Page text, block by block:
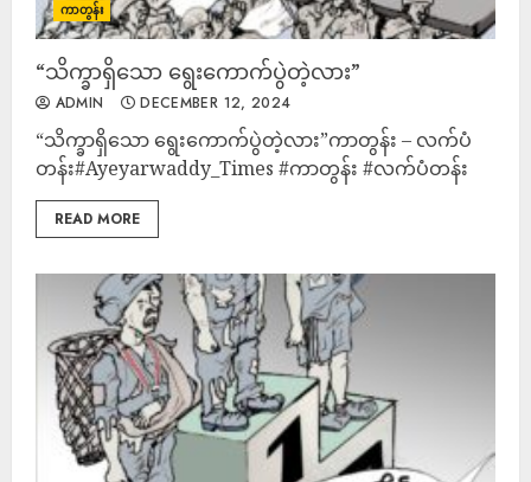
ကာတွန်း
“သိက္ခာရှိသော ရွေးကောက်ပွဲတဲ့လား”
ADMIN DECEMBER 12, 2024
“သိက္ခာရှိသော ရွေးကောက်ပွဲတဲ့လား”ကာတွန်း – လက်ပံ
တန်း#Ayeyarwaddy_Times #ကာတွန်း #လက်ပံတန်း
READ MORE